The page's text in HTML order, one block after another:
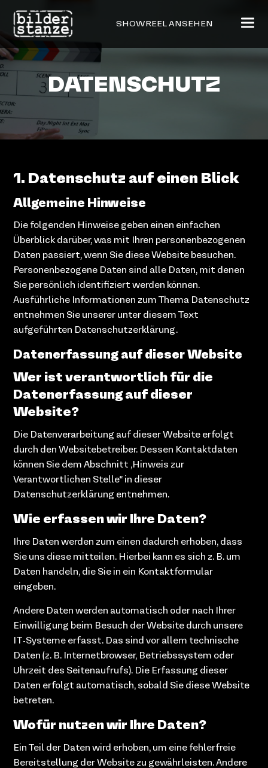
SHOWREEL ANSEHEN
DATENSCHUTZ
1. Datenschutz auf einen Blick
Allgemeine Hinweise
Die folgenden Hinweise geben einen einfachen
Überblick darüber, was mit Ihren personenbezogenen
Daten passiert, wenn Sie diese Website besuchen.
Personenbezogene Daten sind alle Daten, mit denen
Sie persönlich identifiziert werden können.
Ausführliche Informationen zum Thema Datenschutz
entnehmen Sie unserer unter diesem Text
aufgeführten Datenschutzerklärung.
Datenerfassung auf dieser Website
Wer ist verantwortlich für die
Datenerfassung auf dieser
Website?
Die Datenverarbeitung auf dieser Website erfolgt
durch den Websitebetreiber. Dessen Kontaktdaten
können Sie dem Abschnitt „Hinweis zur
Verantwortlichen Stelle“ in dieser
Datenschutzerklärung entnehmen.
Wie erfassen wir Ihre Daten?
Ihre Daten werden zum einen dadurch erhoben, dass
Sie uns diese mitteilen. Hierbei kann es sich z. B. um
Daten handeln, die Sie in ein Kontaktformular
eingeben.
Andere Daten werden automatisch oder nach Ihrer
Einwilligung beim Besuch der Website durch unsere
IT-Systeme erfasst. Das sind vor allem technische
Daten (z. B. Internetbrowser, Betriebssystem oder
Uhrzeit des Seitenaufrufs). Die Erfassung dieser
Daten erfolgt automatisch, sobald Sie diese Website
betreten.
Wofür nutzen wir Ihre Daten?
Ein Teil der Daten wird erhoben, um eine fehlerfreie
Bereitstellung der Website zu gewährleisten. Andere